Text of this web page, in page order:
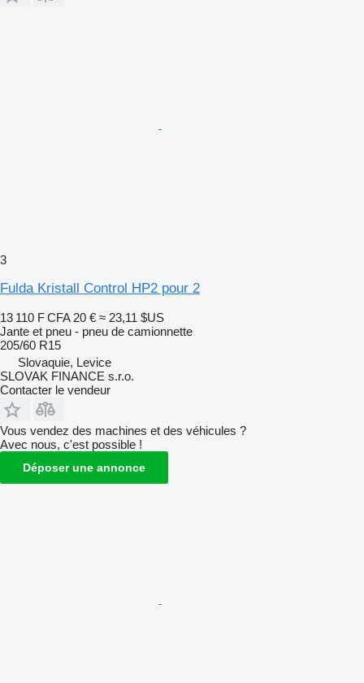
3
Fulda Kristall Control HP2 pour 2
13 110 F CFA 20 € ≈ 23,11 $US
Jante et pneu - pneu de camionnette
205/60 R15
Slovaquie, Levice
SLOVAK FINANCE s.r.o.
Contacter le vendeur
Vous vendez des machines et des véhicules ?
Avec nous, c'est possible !
Déposer une annonce